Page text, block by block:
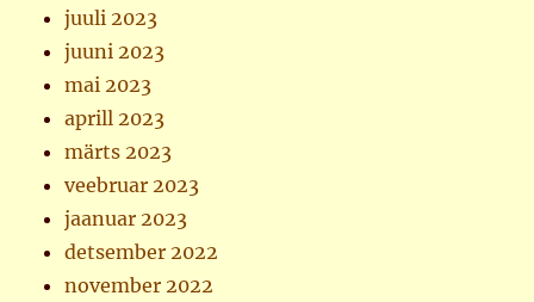
juuli 2023
juuni 2023
mai 2023
aprill 2023
märts 2023
veebruar 2023
jaanuar 2023
detsember 2022
november 2022